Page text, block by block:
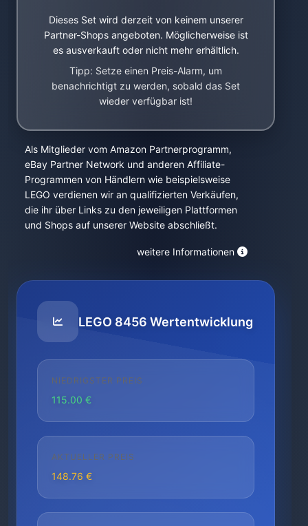
Dieses Set wird derzeit von keinem unserer
Partner-Shops angeboten. Möglicherweise ist
es ausverkauft oder nicht mehr erhältlich.
Tipp: Setze einen Preis-Alarm, um
benachrichtigt zu werden, sobald das Set
wieder verfügbar ist!
Als Mitglieder vom Amazon Partnerprogramm,
eBay Partner Network und anderen Affiliate-
Programmen von Händlern wie beispielsweise
LEGO verdienen wir an qualifizierten Verkäufen,
die ihr über Links zu den jeweiligen Plattformen
und Shops auf unserer Website abschließt.
weitere Informationen
LEGO 8456 Wertentwicklung
NIEDRIGSTER PREIS
115.00 €
AKTUELLER PREIS
148.76 €